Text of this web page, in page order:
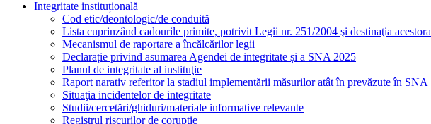
Integritate instituțională
Cod etic/deontologic/de conduită
Lista cuprinzând cadourile primite, potrivit Legii nr. 251/2004 şi destinaţia acestora
Mecanismul de raportare a încălcărilor legii
Declarație privind asumarea Agendei de integritate și a SNA 2025
Planul de integritate al instituţie
Raport narativ referitor la stadiul implementării măsurilor atât în prevăzute în SNA
Situaţia incidentelor de integritate
Studii/cercetări/ghiduri/materiale informative relevante
Registrul riscurilor de corupție